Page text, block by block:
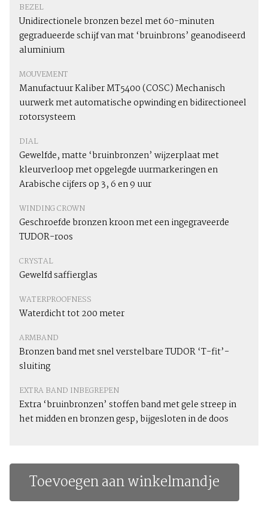
BEZEL
Unidirectionele bronzen bezel met 60-minuten
gegradueerde schijf van mat ‘bruinbrons’ geanodiseerd
aluminium
MOUVEMENT
Manufactuur Kaliber MT5400 (COSC) Mechanisch
uurwerk met automatische opwinding en bidirectioneel
rotorsysteem
DIAL
Gewelfde, matte ‘bruinbronzen’ wijzerplaat met
kleurverloop met opgelegde uurmarkeringen en
Arabische cijfers op 3, 6 en 9 uur
WINDING CROWN
Geschroefde bronzen kroon met een ingegraveerde
TUDOR-roos
CRYSTAL
Gewelfd saffierglas
WATERPROOFNESS
Waterdicht tot 200 meter
ARMBAND
Bronzen band met snel verstelbare TUDOR ‘T-fit’-
sluiting
EXTRA BAND INBEGREPEN
Extra ‘bruinbronzen’ stoffen band met gele streep in
het midden en bronzen gesp, bijgesloten in de doos
Toevoegen aan winkelmandje